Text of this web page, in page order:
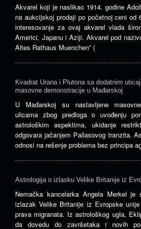
Akvarel koji je naslikao 1914. godine
na aukcijskoj prodaji po početnoj ceni od
interesovanje za ovaj akvarel vlada
Americi, Japanu i Aziji. Akvarel pod
Altes Rathaus Muenchen” (
Kvadrat Urana i Plutona sa dodatnim
masovne demonstracije u Mađarskoj
U Mađarskoj su nastavljene
ulicama zbog predloga o uvođenju
astrološkim aspektima, ukidanje
odgovara jačanjem Pallasovog tranzita.
odnosi na rešenje problema bez principa
Astrologija o izlasku Velike Britanije iz
Nemačka kancelarka Angela Merkel je
izlazak Velike Britanije iz Evropske
prava migranata. Iz astrološkog ugla,
da dovedu do završetaka i novih